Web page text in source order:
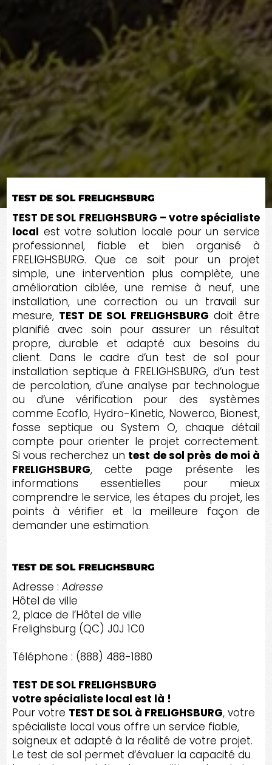
TEST DE SOL FRELIGHSBURG
TEST DE SOL FRELIGHSBURG – votre spécialiste
local est votre solution locale pour un service
professionnel, fiable et bien organisé à
FRELIGHSBURG. Que ce soit pour un projet
simple, une intervention plus complète, une
amélioration ciblée, une remise à neuf, une
installation, une correction ou un travail sur
mesure, TEST DE SOL FRELIGHSBURG doit être
planifié avec soin pour assurer un résultat
propre, durable et adapté aux besoins du
client. Dans le cadre d’un test de sol pour
installation septique à FRELIGHSBURG, d’un test
de percolation, d’une analyse par technologue
ou d’une vérification pour des systèmes
comme Ecoflo, Hydro-Kinetic, Nowerco, Bionest,
fosse septique ou System O, chaque détail
compte pour orienter le projet correctement.
Si vous recherchez un test de sol près de moi à
FRELIGHSBURG, cette page présente les
informations essentielles pour mieux
comprendre le service, les étapes du projet, les
points à vérifier et la meilleure façon de
demander une estimation.
TEST DE SOL FRELIGHSBURG
Adresse :Adresse
Hôtel de ville
2, place de l’Hôtel de ville
Frelighsburg (QC) J0J 1C0
Téléphone : (888) 488-1880
TEST DE SOL FRELIGHSBURG
votre spécialiste local est là !
Pour votre TEST DE SOL à FRELIGHSBURG, votre
spécialiste local vous offre un service fiable,
soigneux et adapté à la réalité de votre projet.
Le test de sol permet d’évaluer la capacité du